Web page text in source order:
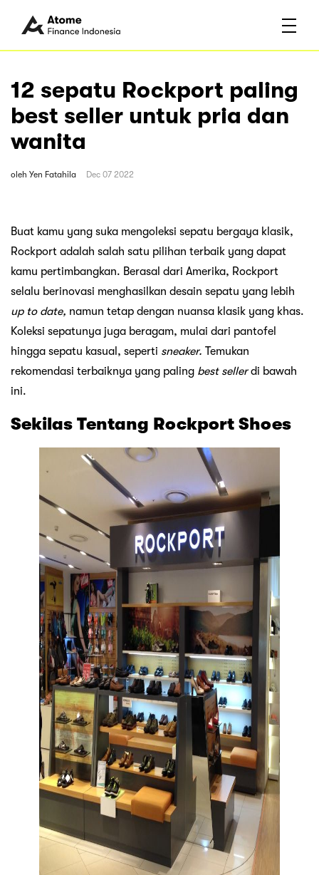
12 sepatu Rockport paling
best seller untuk pria dan
wanita
oleh Yen Fatahila Dec 07 2022
Buat kamu yang suka mengoleksi sepatu bergaya klasik,
Rockport adalah salah satu pilihan terbaik yang dapat
kamu pertimbangkan. Berasal dari Amerika, Rockport
selalu berinovasi menghasilkan desain sepatu yang lebih
up to date, namun tetap dengan nuansa klasik yang khas.
Koleksi sepatunya juga beragam, mulai dari pantofel
hingga sepatu kasual, seperti sneaker. Temukan
rekomendasi terbaiknya yang paling best sellerdi bawah
ini.
Sekilas Tentang Rockport Shoes